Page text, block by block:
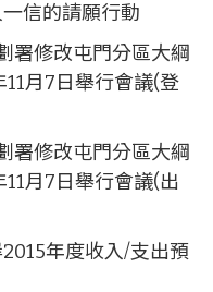
信的請願行動
署修改屯門分區大綱
月7日舉行會議(登
署修改屯門分區大綱
月7日舉行會議(出
年度收入/支出預